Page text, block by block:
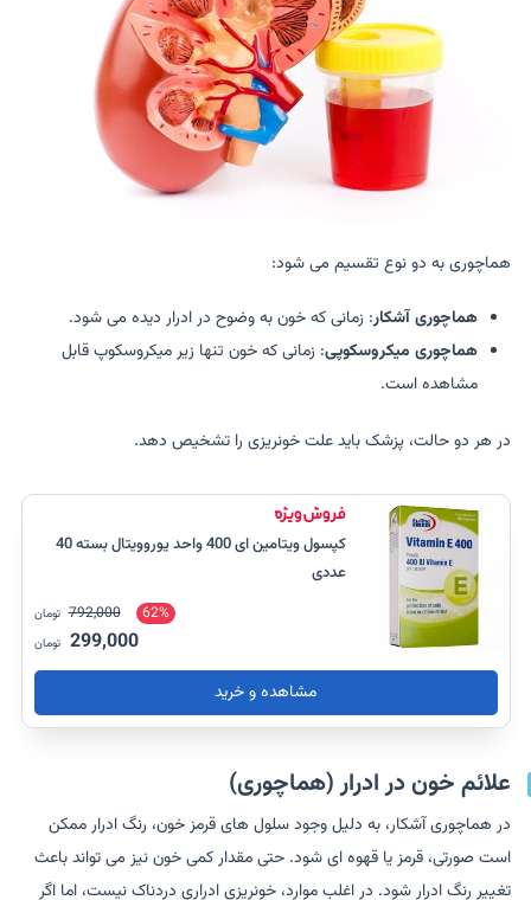
هماچوری به دو نوع تقسیم می شود:
هماچوری آشکار: زمانی که خون به وضوح در ادرار دیده می شود.
هماچوری میکروسکوپی: زمانی که خون تنها زیر میکروسکوپ قابل
مشاهده است.
در هر دو حالت، پزشک باید علت خونریزی را تشخیص دهد.
کپسول ویتامین ای 400 واحد یوروویتال بسته 40
عددی
62%
792,000 تومان
299,000 تومان
مشاهده و خرید
علائم خون در ادرار (هماچوری)
در هماچوری آشکار، به دلیل وجود سلول های قرمز خون، رنگ ادرار ممکن
است صورتی، قرمز یا قهوه ای شود. حتی مقدار کمی خون نیز می تواند باعث
تغییر رنگ ادرار شود. در اغلب موارد، خونریزی ادراری دردناک نیست، اما اگر